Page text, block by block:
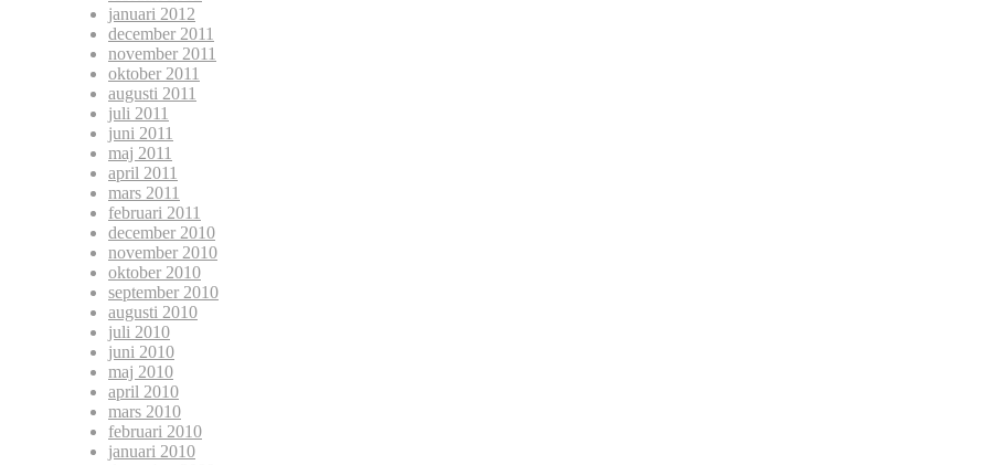
januari 2012
december 2011
november 2011
oktober 2011
augusti 2011
juli 2011
juni 2011
maj 2011
april 2011
mars 2011
februari 2011
december 2010
november 2010
oktober 2010
september 2010
augusti 2010
juli 2010
juni 2010
maj 2010
april 2010
mars 2010
februari 2010
januari 2010